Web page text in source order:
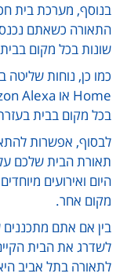
בנוסף, מערכת בית
התאורה כשאתם
שונות בכל מקום
בכל מקום בבית
לבסוף, אפשרות
תאורת הבית שלכם
היום ואירועים
מקום אחר.
בין אם אתם מתכננים
לשדרג את הבית
לתאורה בתל אביב